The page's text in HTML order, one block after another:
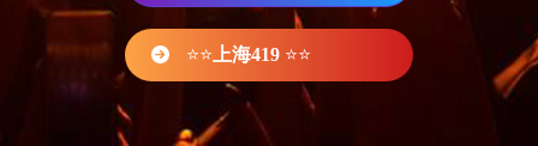
⭐⭐ 上海419 ⭐⭐